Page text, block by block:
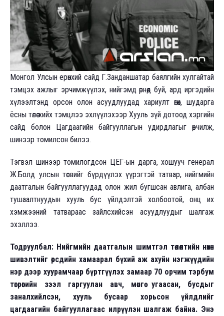
Монгол Улсын ерөнхий сайд Г.Занданшатар баялгийн хулгайтай
тэмцэх ажлыг эрчимжүүлэх, нийгэмд өрнөөд буй, ард иргэдийн
хүлээлтэнд орсон олон асуудлуудад хариулт өгөх, шударга
ёсны төлөө хийх тэмцлээ эхлүүлэхээр Хууль зүй дотоод хэргийн
сайд болон Цагдаагийн байгууллагын удирдлагыг өөрчилж,
шинээр томилсон билээ.
Тэгвэл шинээр томилогдсон ЦЕГ-ын дарга, хошууч генерал
Ж.Болд улсын төсвийг бүрдүүлэх үүрэгтэй татвар, нийгмийн
даатгалын байгууллагуудад олон жил бугшсан авлига, албан
тушаалтнуудын хууль бус үйлдэлтэй холбоотой, онц их
хэмжээний татвараас зайлсхийсэн асуудлуудыг шалгаж
эхэллээ.
Тодруулбал: Нийгмийн даатгалын шимтгэл төлөлтийн нөхөн
шивэлтийг өөрсдийн хамаарал бүхий аж ахуйн нэгжүүдийн
нэр дээр хуурамчаар бүртгүүлэх замаар 70 орчим тэрбум
төгрөгийн зээл гаргуулан авч, мөнгө угаасан, бусдыг
заналхийлсэн, хууль бусаар хорьсон үйлдлийг
цагдаагийн байгууллагаас илрүүлэн шалгаж байна. Энэ